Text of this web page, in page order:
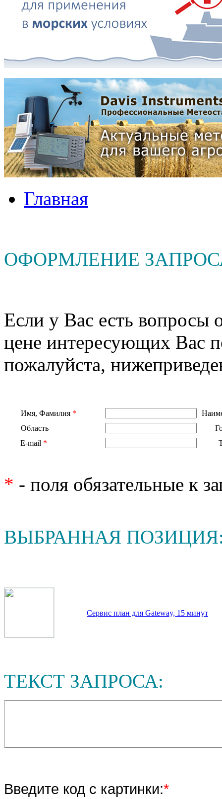
Главная
ОФОРМЛЕНИЕ
Если у Вас есть вопросы
цене интересующих Вас
пожалуйста,
Имя, Фамилия *
Область
E-mail *
* - поля обязательные к
ВЫБРАННАЯ
Сервис план для Gateway, 15 минут
ТЕКСТ ЗАПРОСА:
Введите код с картинки:*